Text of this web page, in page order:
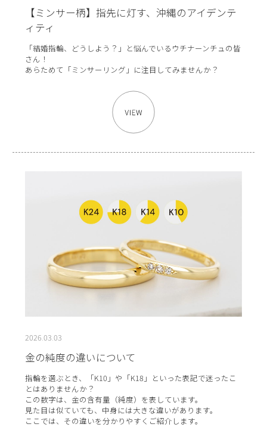
【ミンサー柄】指先に灯す、沖縄のアイデンテ
ィティ
「結婚指輪、どうしよう？」と悩んでいるウチナーンチュの皆
さん！
あらためて「ミンサーリング」に注目してみませんか？
2026.03.03
金の純度の違いについて
指輪を選ぶとき、「K10」や「K18」といった表記で迷ったこ
とはありませんか？
この数字は、金の含有量（純度）を表しています。
見た目は似ていても、中身には大きな違いがあります。
ここでは、その違いを分かりやすくご紹介します。